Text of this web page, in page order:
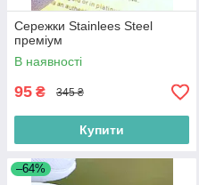
Сережки Stainlees Steel
преміум
В наявності
95 ₴ 345 ₴
Купити
–64%